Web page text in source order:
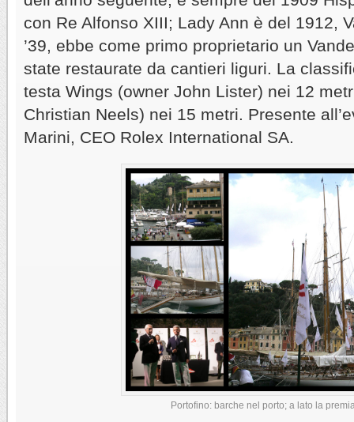
con Re Alfonso XIII; Lady Ann è del 1912,
’39, ebbe come primo proprietario un
state restaurate da cantieri liguri. La
testa Wings (owner John Lister) nei 12
Christian Neels) nei 15 metri. Presente
Marini, CEO Rolex International SA.
Portofino: barche nel porto; a lato la